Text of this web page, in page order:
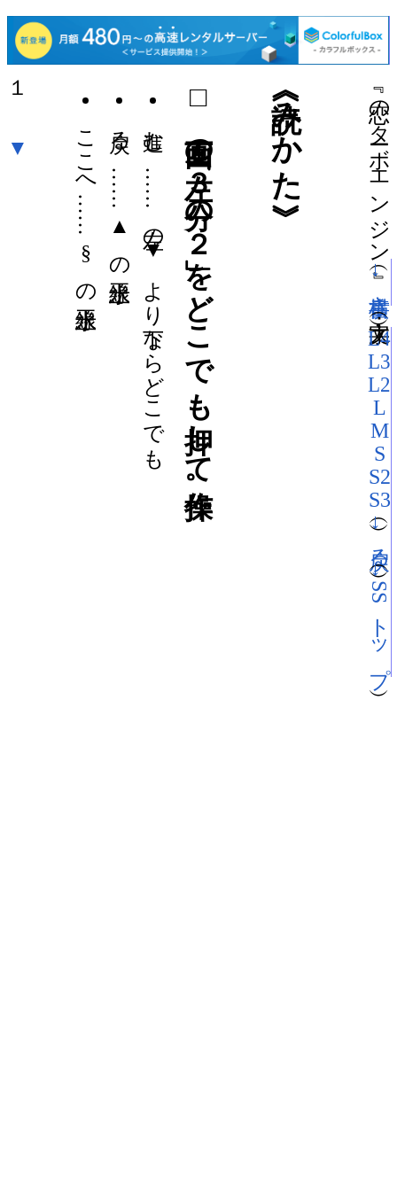
『 恋のターボエンジン 』（
→横書き
）（文字大：
L4
L3
L2
L
M
S
S2
S3
→戻る
→SSトップ
《読みかた》
□ 画面の「左３分の２」をどこでも押して操作。
進む …… 左の▼ より下ならどこでも
戻る …… ▲ の水平線上
ここへ …… § の水平線上
１
▼